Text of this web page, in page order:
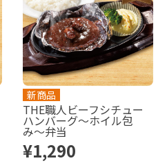
新商品
THE職人ビーフシチュー
ハンバーグ〜ホイル包
み〜弁当
¥1,290